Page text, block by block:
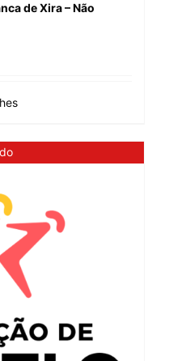
de Xira – Não